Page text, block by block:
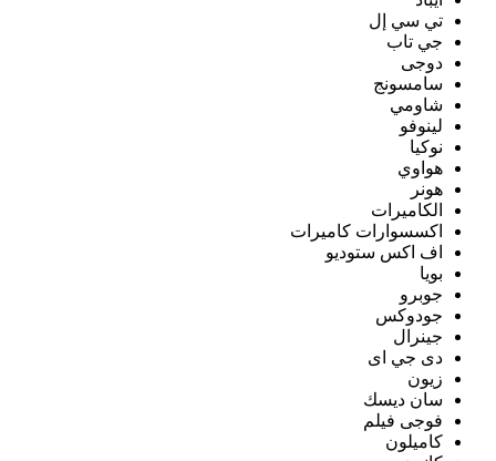
تي سي إل
جي تاب
دوجى
سامسونج
شاومي
لينوفو
نوكيا
هواوي
هونر
الكاميرات
اكسسوارات كاميرات
اف اكس ستوديو
بويا
جوبرو
جودوكس
جينرال
دى جي اى
زيون
سان ديسك
فوجى فيلم
كاميلون